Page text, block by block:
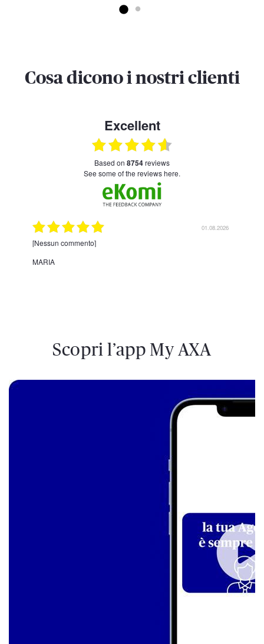
Cosa dicono i nostri clienti
Excellent
based on 8754reviews
see some of the reviews here.
01.08.2026
[Nessun commento]
MARIA
Scopri l’app My AXA